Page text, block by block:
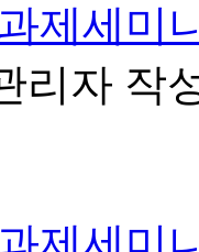
제세미
리자 작